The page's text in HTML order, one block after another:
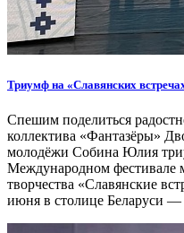
Триумф на «Славянских
Спешим поделиться
коллектива «Фантазёры»
молодёжи Собина Юлия
Международном фестивале
творчества «Славянские
июня в столице Беларуси